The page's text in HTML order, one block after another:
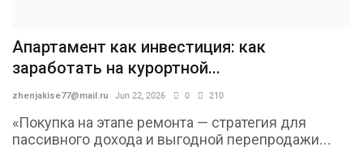
Апартамент как инвестиция: как
заработать на курортной...
zhenjakise77@mail.ru Jun 22, 2026 0 210
«Покупка на этапе ремонта — стратегия для
пассивного дохода и выгодной перепродажи...